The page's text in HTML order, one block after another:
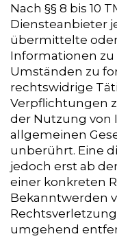
Nach §§ 8 bis 10
Diensteanbieter
übermittelte
Informationen
Umständen zu
rechtswidrige
Verpflichtungen
der Nutzung von
allgemeinen
unberührt. Eine
jedoch erst ab
einer konkreten
Bekanntwerden
umgehend